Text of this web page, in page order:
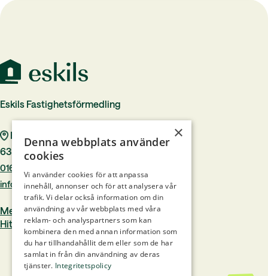
Eskils Fastighetsförmedling
Rådhustorget 7
633 40 Eskilstuna
016–244 00
info@eskilsfast.se
Medlem i Mäklarsamfundet
Hittamäklare.se
×
Denna webbplats använder
cookies
Vi använder cookies för att anpassa
innehåll, annonser och för att analysera vår
trafik. Vi delar också information om din
användning av vår webbplats med våra
reklam- och analyspartners som kan
kombinera den med annan information som
du har tillhandahållit dem eller som de har
samlat in från din användning av deras
tjänster. Integritetspolicy